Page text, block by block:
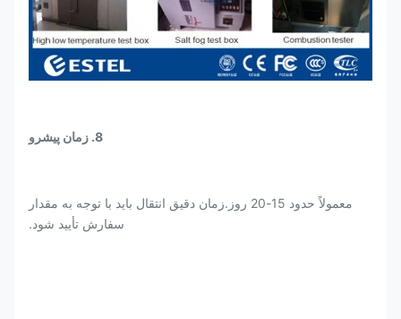
8. زمان پیشرو
معمولاً حدود 15-20 روز.زمان دقیق انتقال باید با توجه به مقدار
سفارش تأیید شود.